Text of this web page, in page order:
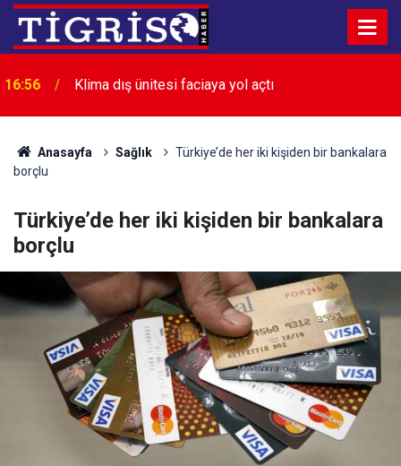
16:56 Klima dış ünitesi faciaya yol açtı
Anasayfa Sağlık
Türkiye’de her iki kişiden bir bankalara
borçlu
Türkiye’de her iki kişiden bir bankalara
borçlu